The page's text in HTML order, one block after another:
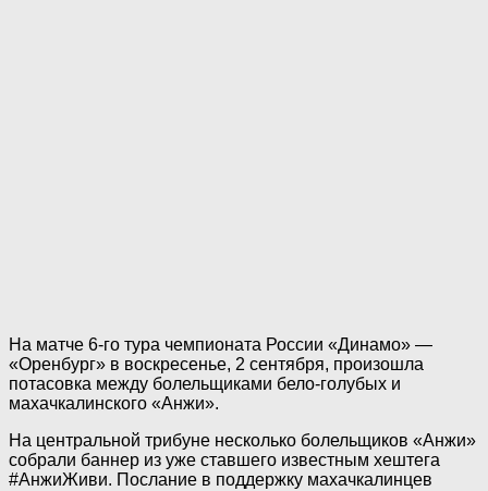
На матче 6-го тура чемпионата России «Динамо» —
«Оренбург» в воскресенье, 2 сентября, произошла
потасовка между болельщиками бело-голубых и
махачкалинского «Анжи».
На центральной трибуне несколько болельщиков «Анжи»
собрали баннер из уже ставшего известным хештега
#АнжиЖиви. Послание в поддержку махачкалинцев